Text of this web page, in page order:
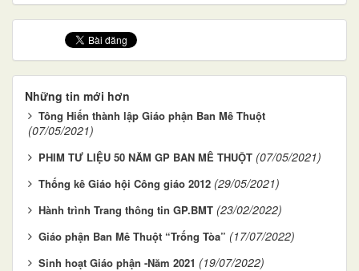
Những tin mới hơn
Tông Hiến thành lập Giáo phận Ban Mê Thuột
(07/05/2021)
PHIM TƯ LIỆU 50 NĂM GP BAN MÊ THUỘT (07/05/2021)
Thống kê Giáo hội Công giáo 2012 (29/05/2021)
Hành trình Trang thông tin GP.BMT (23/02/2022)
Giáo phận Ban Mê Thuột “Trống Tòa” (17/07/2022)
Sinh hoạt Giáo phận -Năm 2021 (19/07/2022)